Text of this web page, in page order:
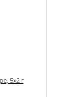
5х2 г